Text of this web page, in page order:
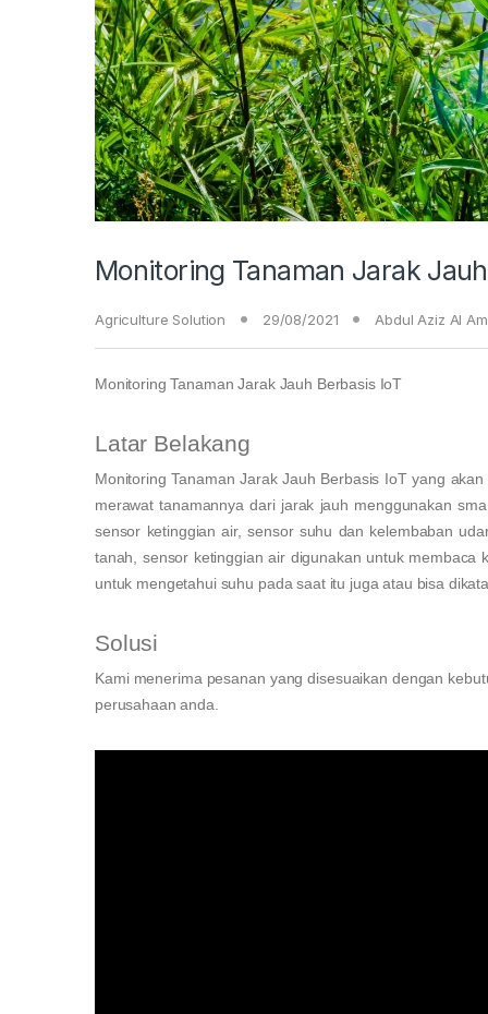
Monitoring Tanaman Jarak
Agriculture Solution 29/08/2021 Abdul Aziz Al
Monitoring Tanaman Jarak Jauh Berbasis IoT
Latar Belakang
Monitoring Tanaman Jarak Jauh Berbasis IoT yang
merawat tanamannya dari jarak jauh menggunakan
sensor ketinggian air, sensor suhu dan kelembaban
tanah, sensor ketinggian air digunakan untuk
untuk mengetahui suhu pada saat itu juga atau bisa
Solusi
Kami menerima pesanan yang disesuaikan dengan
perusahaan anda.